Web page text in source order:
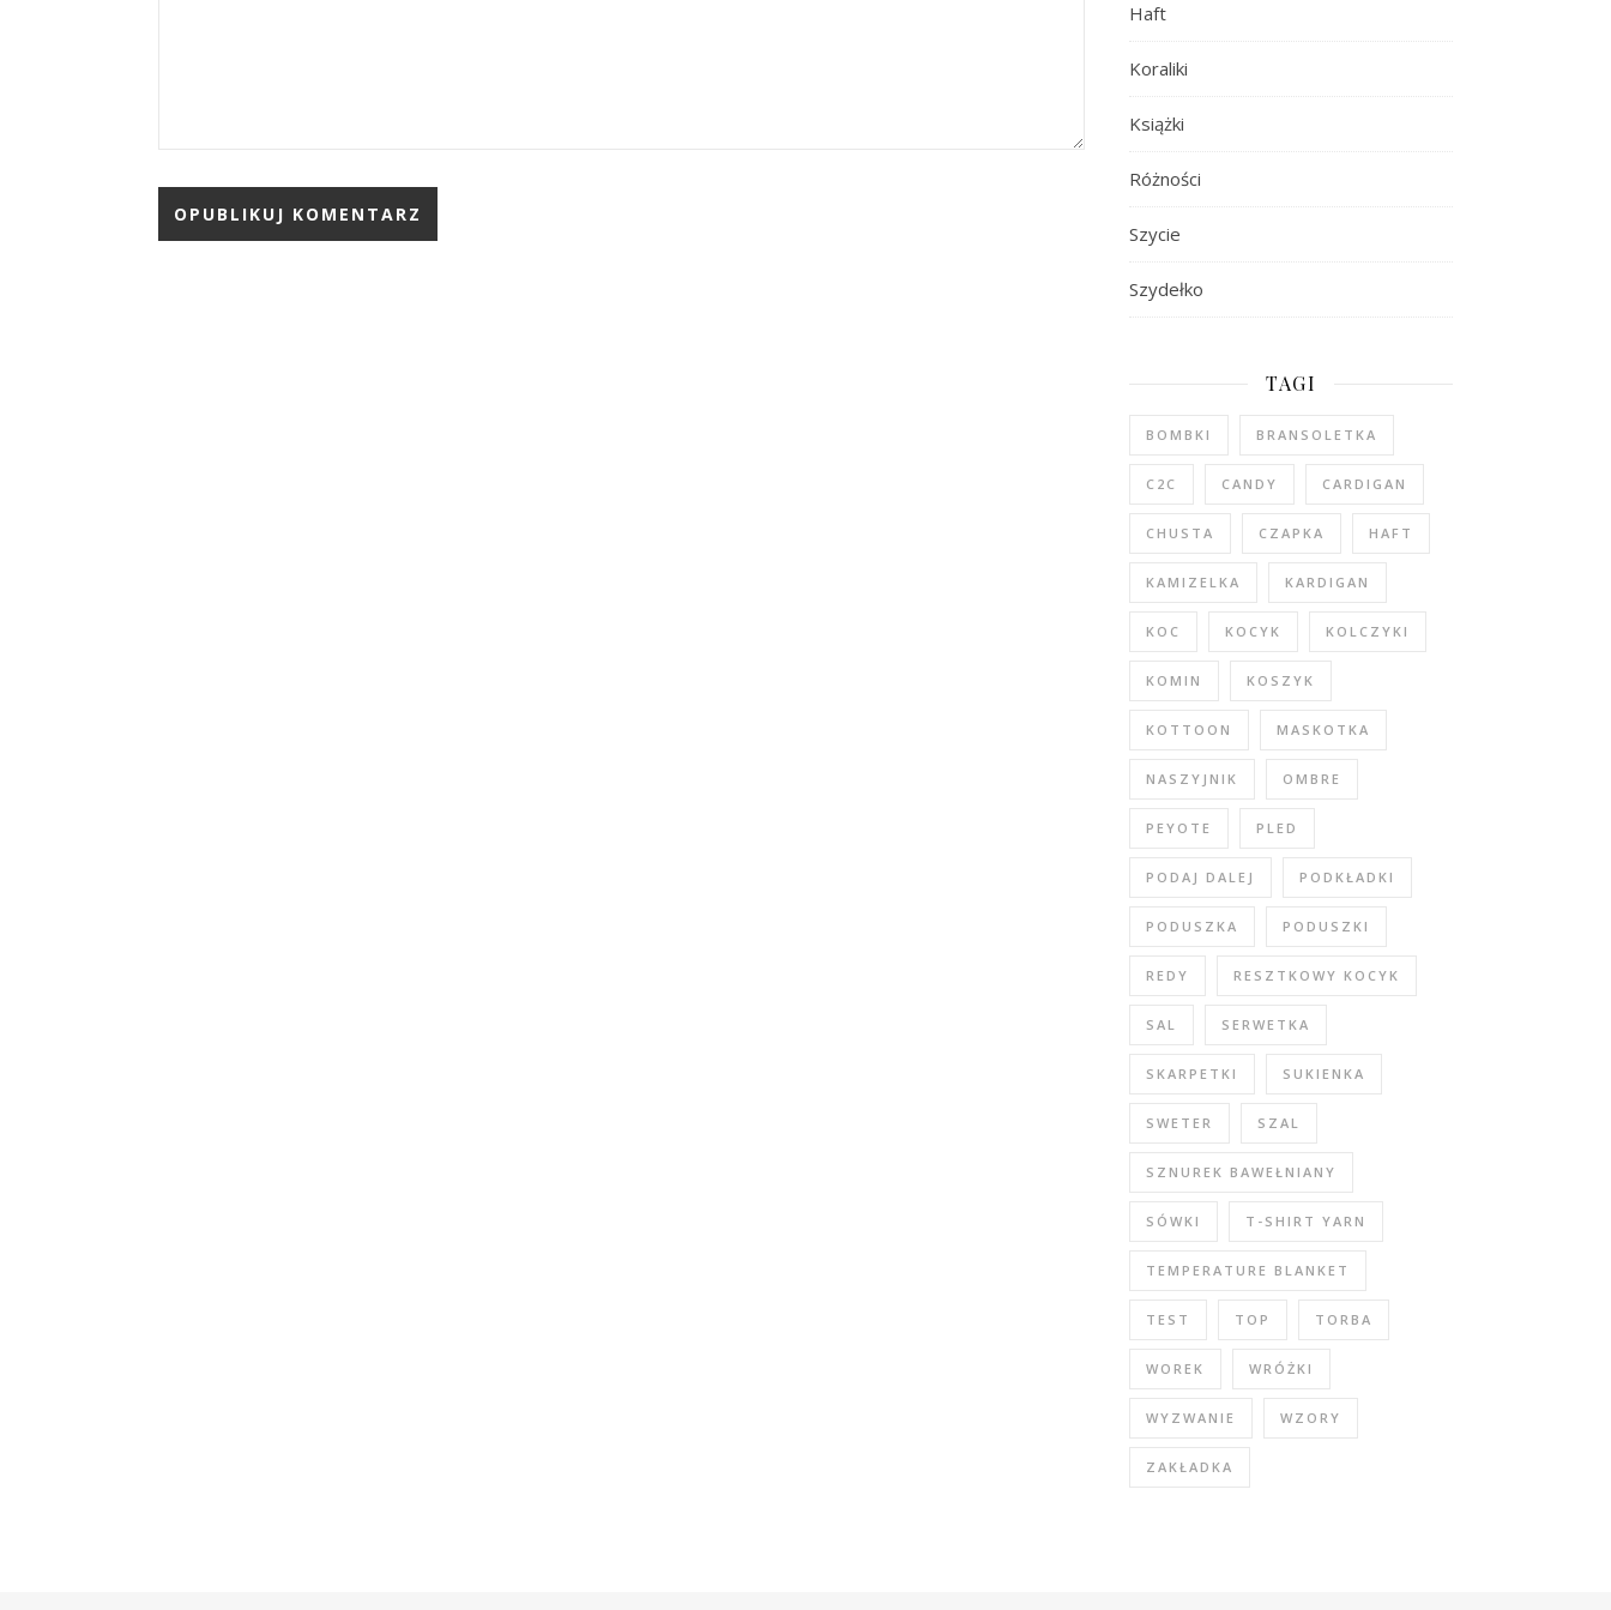
Haft
Koraliki
Książki
Różności
Szycie
Szydełko
TAGI
BOMBKI BRANSOLETKA
C2C CANDY CARDIGAN
CHUSTA CZAPKA HAFT
KAMIZELKA KARDIGAN
KOC KOCYK KOLCZYKI
KOMIN KOSZYK
KOTTOON MASKOTKA
NASZYJNIK OMBRE
PEYOTE PLED
PODAJ DALEJ PODKŁADKI
PODUSZKA PODUSZKI
REDY RESZTKOWY KOCYK
SAL SERWETKA
SKARPETKI SUKIENKA
SWETER SZAL
SZNUREK BAWEŁNIANY
SÓWKI T-SHIRT YARN
TEMPERATURE BLANKET
TEST TOP TORBA
WOREK WRÓŻKI
WYZWANIE WZORY
ZAKŁADKA